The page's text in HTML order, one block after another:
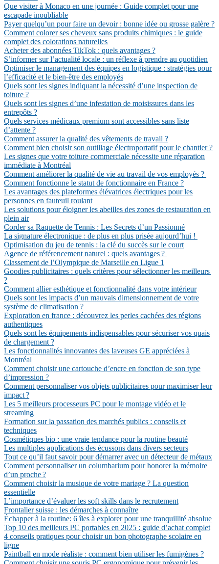
Que visiter à Monaco en une journée : Guide complet pour une
escapade inoubliable
Payer quelqu’un pour faire un devoir : bonne idée ou grosse galère ?
Comment colorer ses cheveux sans produits chimiques : le guide
complet des colorations naturelles
Acheter des abonnées TikTok : quels avantages ?
S’informer sur l’actualité locale : un réflexe à prendre au quotidien
Optimiser le management des équipes en logistique : stratégies pour
l’efficacité et le bien-être des employés
Quels sont les signes indiquant la nécessité d’une inspection de
toiture ?
Quels sont les signes d’une infestation de moisissures dans les
entrepôts ?
Quels services médicaux premium sont accessibles sans liste
d’attente ?
Comment assurer la qualité des vêtements de travail ?
Comment bien choisir son outillage électroportatif pour le chantier ?
Les signes que votre toiture commerciale nécessite une réparation
immédiate à Montréal
Comment améliorer la qualité de vie au travail de vos employés ?
Comment fonctionne le statut de fonctionnaire en France ?
Les avantages des plateformes élévatrices électriques pour les
personnes en fauteuil roulant
Les solutions pour éloigner les abeilles des zones de restauration en
plein air
Corder sa Raquette de Tennis : Les Secrets d’un Passionné
La signature électronique : de plus en plus prisée aujourd’hui !
Optimisation du jeu de tennis : la clé du succès sur le court
Agence de référencement naturel : quels avantages ?
Classement de l’Olympique de Marseille en Ligue 1
Goodies publicitaires : quels critères pour sélectionner les meilleurs
?
Comment allier esthétique et fonctionnalité dans votre intérieur
Quels sont les impacts d’un mauvais dimensionnement de votre
système de climatisation ?
Exploration en france : découvrez les perles cachées des régions
authentiques
Quels sont les équipements indispensables pour sécuriser vos quais
de chargement ?
Les fonctionnalités innovantes des laveuses GE appréciées à
Montréal
Comment choisir une cartouche d’encre en fonction de son type
d’impression ?
Comment personnaliser vos objets publicitaires pour maximiser leur
impact ?
Les 5 meilleurs processeurs PC pour le montage vidéo et le
streaming
Formation sur la passation des marchés publics : conseils et
techniques
Cosmétiques bio : une vraie tendance pour la routine beauté
Les multiples applications des écussons dans divers secteurs
Tout ce qu’il faut savoir pour démarrer avec un détecteur de métaux
Comment personnaliser un columbarium pour honorer la mémoire
d’un proche ?
Comment choisir la musique de votre mariage ? La question
essentielle
L’importance d’évaluer les soft skills dans le recrutement
Frontalier suisse : les démarches à connaître
Échapper à la routine: 6 îles à explorer pour une tranquillité absolue
Top 10 des meilleurs PC portables en 2025 : guide d’achat complet
4 conseils pratiques pour choisir un bon photographe scolaire en
ligne
Paintball en mode réaliste : comment bien utiliser les fumigènes ?